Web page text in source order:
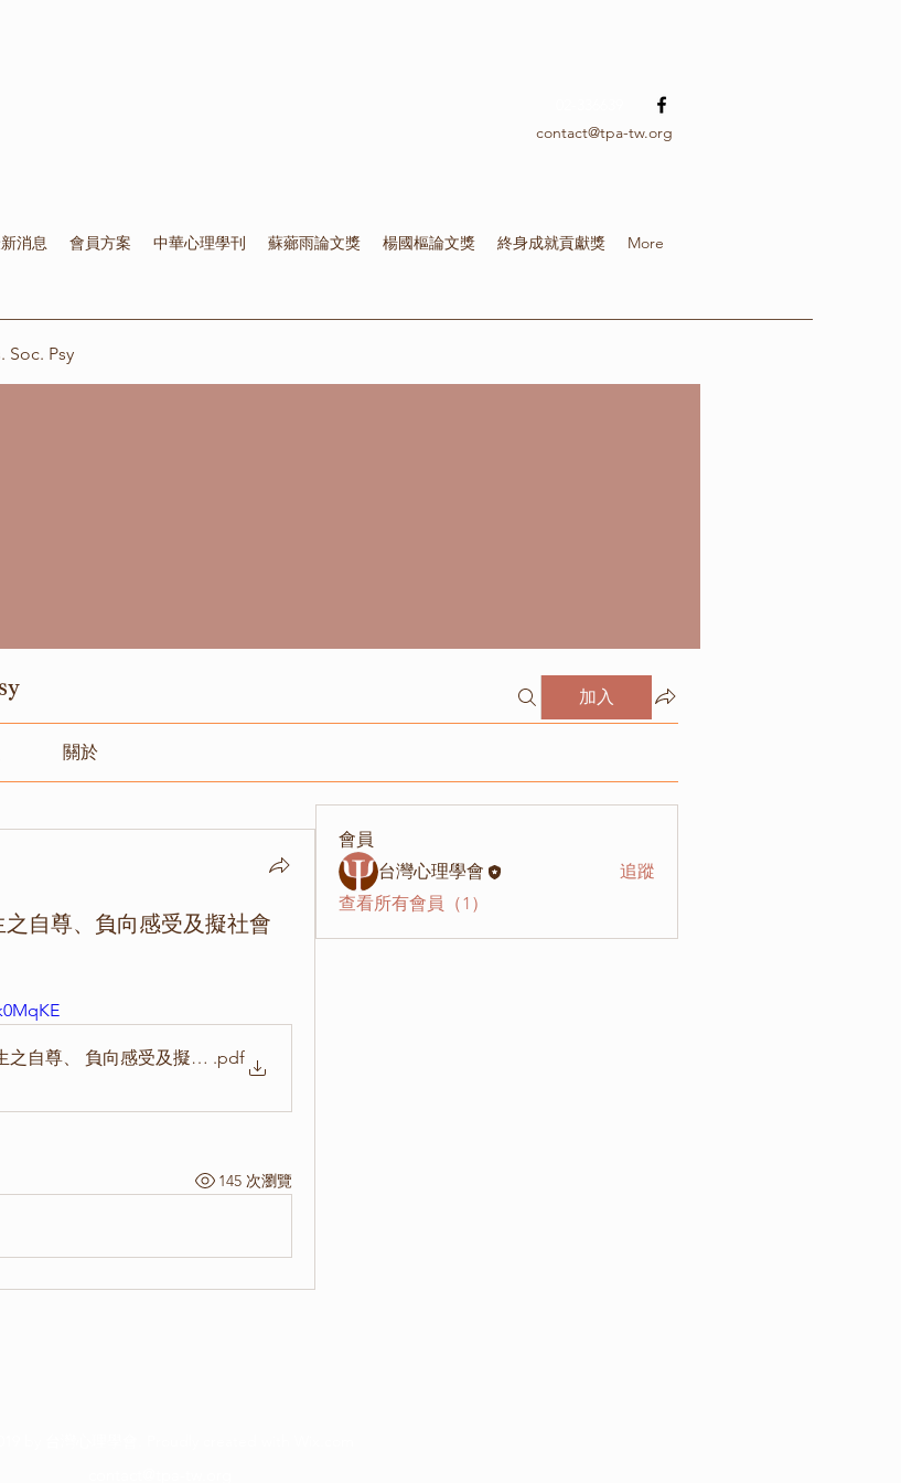
contact@tpa-tw.org
消息 會員方案 中華心理學刊 蘇薌雨論文獎 楊國樞論文獎 終身成就貢獻獎 More
Soc. Psy
加入
關於
自尊、負向感受及擬社會
自尊、 負向感受及擬社會關係 羅邦宸
.pdf
145 次瀏覽
會員
台灣心理學會
追蹤
查看所有會員（1）